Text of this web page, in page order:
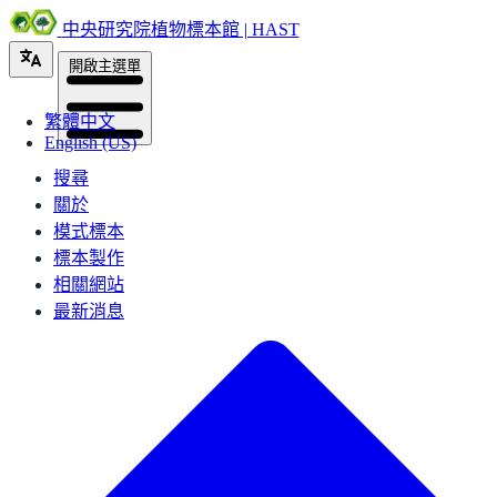
中央研究院植物標本館 | HAST
繁體中文
English (US)
開啟主選單
搜尋
關於
模式標本
標本製作
相關網站
最新消息